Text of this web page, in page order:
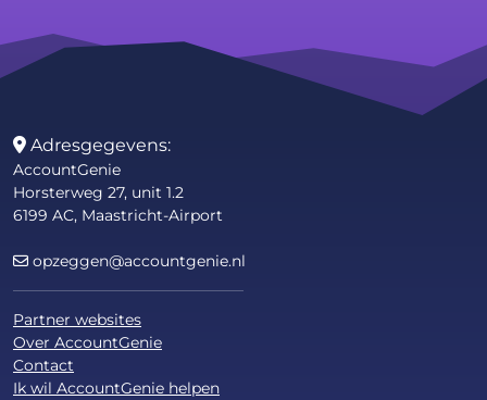
Adresgegevens:
AccountGenie
Horsterweg 27, unit 1.2
6199 AC, Maastricht-Airport
opzeggen@accountgenie.nl
Partner websites
Over AccountGenie
Contact
Ik wil AccountGenie helpen